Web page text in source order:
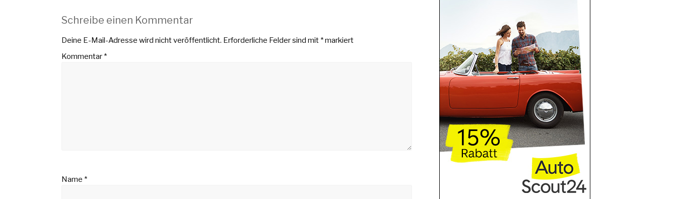
Schreibe einen Kommentar
Deine E-Mail-Adresse wird nicht veröffentlicht. Erforderliche Felder sind mit*markiert
Kommentar*
Name *